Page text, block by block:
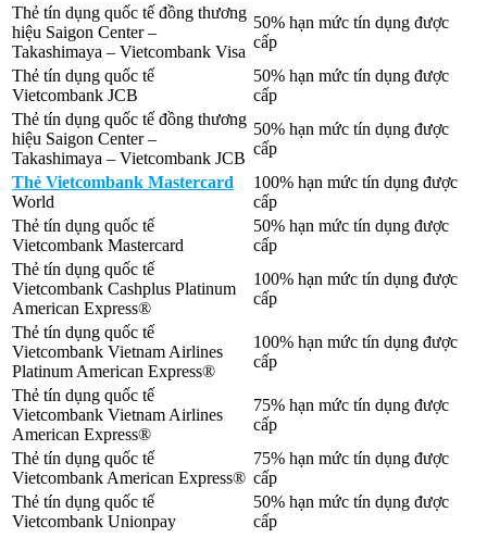
Thẻ tín dụng quốc tế đồng thương
hiệu Saigon Center –
Takashimaya – Vietcombank Visa
50% hạn mức tín dụng được
cấp
Thẻ tín dụng quốc tế
Vietcombank JCB
50% hạn mức tín dụng được
cấp
Thẻ tín dụng quốc tế đồng thương
hiệu Saigon Center –
Takashimaya – Vietcombank JCB
50% hạn mức tín dụng được
cấp
Thẻ Vietcombank Mastercard
World
100% hạn mức tín dụng được
cấp
Thẻ tín dụng quốc tế
Vietcombank Mastercard
50% hạn mức tín dụng được
cấp
Thẻ tín dụng quốc tế
Vietcombank Cashplus Platinum
American Express®
100% hạn mức tín dụng được
cấp
Thẻ tín dụng quốc tế
Vietcombank Vietnam Airlines
Platinum American Express®
100% hạn mức tín dụng được
cấp
Thẻ tín dụng quốc tế
Vietcombank Vietnam Airlines
American Express®
75% hạn mức tín dụng được
cấp
Thẻ tín dụng quốc tế
Vietcombank American Express®
75% hạn mức tín dụng được
cấp
Thẻ tín dụng quốc tế
Vietcombank Unionpay
50% hạn mức tín dụng được
cấp